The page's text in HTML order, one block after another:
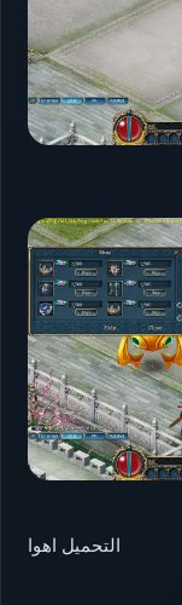
التحميل اهوا